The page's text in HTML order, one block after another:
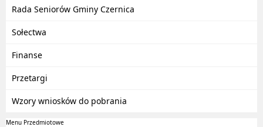
Rada Seniorów Gminy Czernica
Sołectwa
Finanse
Przetargi
Wzory wniosków do pobrania
Menu Przedmiotowe